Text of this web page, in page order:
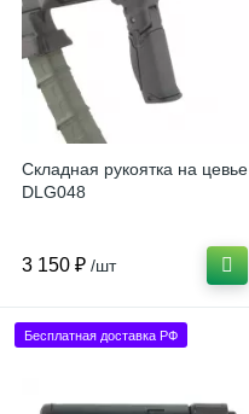
Складная рукоятка на цевье
DLG048
3 150 ₽ /шт
Бесплатная доставка РФ